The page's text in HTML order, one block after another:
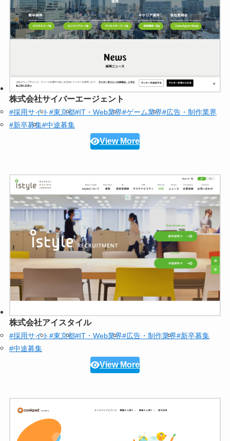
株式会社サイバーエージェント
#採用サイト#東京都#IT・Web業界#ゲーム業界#広告・制作業界
#新卒募集#中途募集
View More
株式会社アイスタイル
#採用サイト#東京都#IT・Web業界#広告・制作業界#新卒募集
#中途募集
View More